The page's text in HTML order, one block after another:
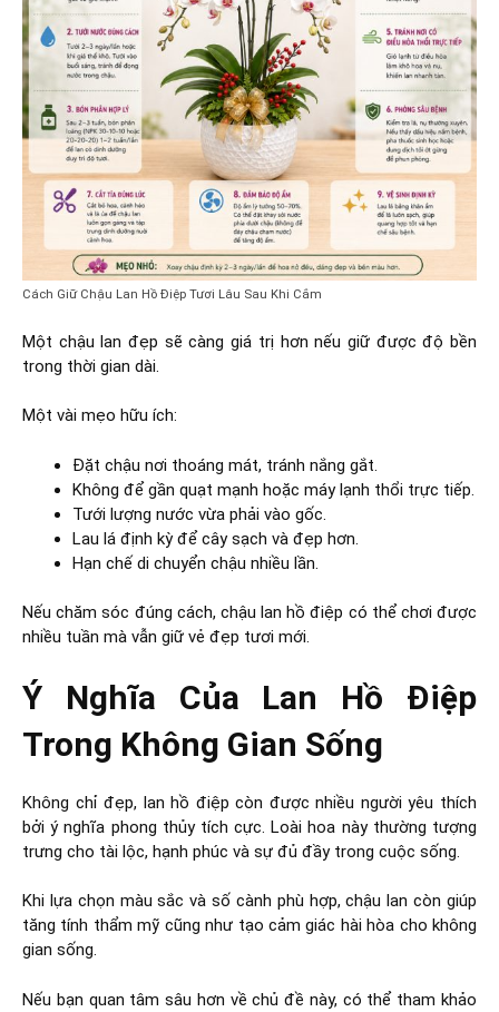
Cách Giữ Chậu Lan Hồ Điệp Tươi Lâu Sau Khi Cắm
Một chậu lan đẹp sẽ càng giá trị hơn nếu giữ được độ bền
trong thời gian dài.
Một vài mẹo hữu ích:
Đặt chậu nơi thoáng mát, tránh nắng gắt.
Không để gần quạt mạnh hoặc máy lạnh thổi trực tiếp.
Tưới lượng nước vừa phải vào gốc.
Lau lá định kỳ để cây sạch và đẹp hơn.
Hạn chế di chuyển chậu nhiều lần.
Nếu chăm sóc đúng cách, chậu lan hồ điệp có thể chơi được
nhiều tuần mà vẫn giữ vẻ đẹp tươi mới.
Ý Nghĩa Của Lan Hồ Điệp
Trong Không Gian Sống
Không chỉ đẹp, lan hồ điệp còn được nhiều người yêu thích
bởi ý nghĩa phong thủy tích cực. Loài hoa này thường tượng
trưng cho tài lộc, hạnh phúc và sự đủ đầy trong cuộc sống.
Khi lựa chọn màu sắc và số cành phù hợp, chậu lan còn giúp
tăng tính thẩm mỹ cũng như tạo cảm giác hài hòa cho không
gian sống.
Nếu bạn quan tâm sâu hơn về chủ đề này, có thể tham khảo